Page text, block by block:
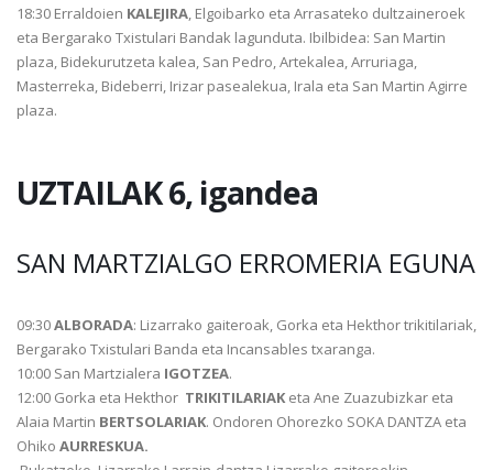
18:30 Erraldoien KALEJIRA, Elgoibarko eta Arrasateko dultzaineroek
eta Bergarako Txistulari Bandak lagunduta. Ibilbidea: San Martin
plaza, Bidekurutzeta kalea, San Pedro, Artekalea, Arruriaga,
Masterreka, Bideberri, Irizar pasealekua, Irala eta San Martin Agirre
plaza.
UZTAILAK 6, igandea
SAN MARTZIALGO ERROMERIA EGUNA
09:30ALBORADA: Lizarrako gaiteroak, Gorka eta Hekthor trikitilariak,
Bergarako Txistulari Banda eta Incansables txaranga.
10:00 San Martzialera IGOTZEA.
12:00 Gorka eta Hekthor TRIKITILARIAK eta Ane Zuazubizkar eta
Alaia Martin BERTSOLARIAK. Ondoren Ohorezko SOKA DANTZA eta
Ohiko AURRESKUA.